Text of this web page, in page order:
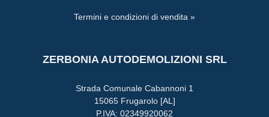
Termini e condizioni di vendita »
ZERBONIA AUTODEMOLIZIONI SRL
Strada Comunale Cabannoni 1
15065 Frugarolo [AL]
P.IVA: 02349920062